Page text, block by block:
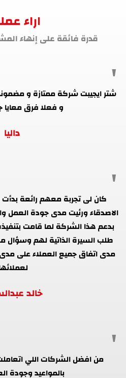
اراء
قدرة فائقة على إنهاء
و فعلا فرق معايا
داليا
كان لى تجربة معهم رائعة بدأت
الاصدقاء ورئيت مدى جودة العمل
بدعم هذا الشركة لما قامت
طلب السيرة الذاتية لهم
مدى اتفاق جميع العملاء على
خالد
من افضل الشركات اللي
بالمواعيد وجودة